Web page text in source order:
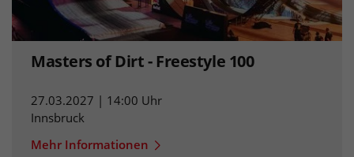
Masters of Dirt - Freestyle 100
27.03.2027 | 14:00 Uhr
Innsbruck
Mehr Informationen